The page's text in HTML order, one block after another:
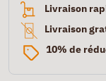
Livraison
Livraison
10% de